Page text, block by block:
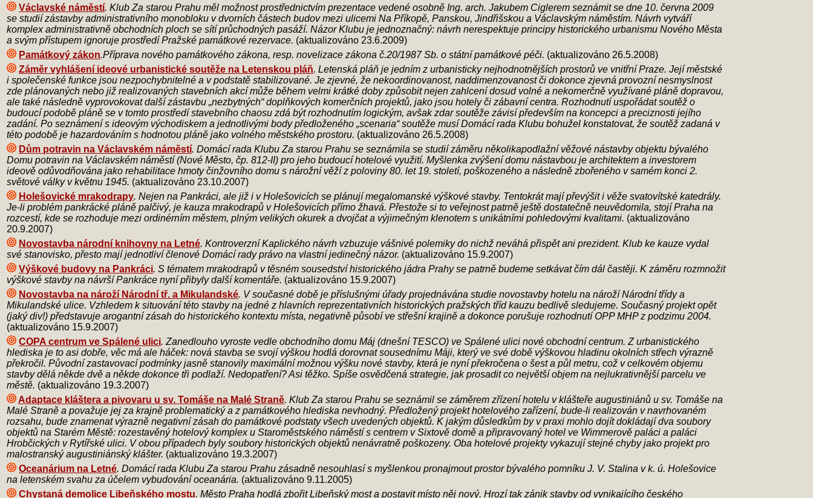
Václavské náměstí. Klub Za starou Prahu měl možnost prostřednictvím prezentace vedené osobně Ing. arch. Jakubem Ciglerem seznámit se dne 10. června 2009
se studií zástavby administrativního monobloku v dvorních částech budov mezi ulicemi Na Příkopě, Panskou, Jindřišskou a Václavským náměstím. Návrh vytváří
komplex administrativně obchodních ploch se sítí průchodných pasáží. Názor Klubu je jednoznačný: návrh nerespektuje principy historického urbanismu Nového Města
a svým přístupem ignoruje prostředí Pražské památkové rezervace. (aktualizováno 23.6.2009)
Památkový zákon.Příprava nového památkového zákona, resp. novelizace zákona č.20/1987 Sb. o státní památkové péči. (aktualizováno 26.5.2008)
Záměr vyhlášení ideové urbanistické soutěže na Letenskou pláň. Letenská pláň je jedním z urbanisticky nejhodnotnějších prostorů ve vnitřní Praze. Její městské
i společenské funkce jsou nezpochybnitelné a v podstatě stabilizované. Je zjevné, že nekoordinovanost, naddimenzovanost či dokonce zjevná provozní nesmyslnost
zde plánovaných nebo již realizovaných stavebních akcí může během velmi krátké doby způsobit nejen zahlcení dosud volné a nekomerčně využívané pláně dopravou,
ale také následně vyprovokovat další zástavbu „nezbytných“ doplňkových komerčních projektů, jako jsou hotely či zábavní centra. Rozhodnutí uspořádat soutěž o
budoucí podobě pláně se v tomto prostředí stavebního chaosu zdá být rozhodnutím logickým, avšak zdar soutěže závisí především na koncepci a preciznosti jejího
zadání. Po seznámení s ideovým východiskem a jednotlivými body předloženého „scenaria“ soutěže musí Domácí rada Klubu bohužel konstatovat, že soutěž zadaná v
této podobě je hazardováním s hodnotou pláně jako volného městského prostoru. (aktualizováno 26.5.2008)
Dům potravin na Václavském náměstí. Domácí rada Klubu Za starou Prahu se seznámila se studií záměru několikapodlažní věžové nástavby objektu bývalého
Domu potravin na Václavském náměstí (Nové Město, čp. 812-II) pro jeho budoucí hotelové využití. Myšlenka zvýšení domu nástavbou je architektem a investorem
ideově odůvodňována jako rehabilitace hmoty činžovního domu s nárožní věží z poloviny 80. let 19. století, poškozeného a následně zbořeného v samém konci 2.
světové války v květnu 1945. (aktualizováno 23.10.2007)
Holešovické mrakodrapy. Nejen na Pankráci, ale již i v Holešovicích se plánují megalomanské výškové stavby. Tentokrát mají převýšit i věže svatovítské katedrály.
Je-li problém pankrácké pláně palčivý, je kauza mrakodrapů v Holešovicích přímo žhavá. Přestože si to veřejnost patrně ještě dostatečně neuvědomila, stojí Praha na
rozcestí, kde se rozhoduje mezi ordinérním městem, plným velikých okurek a dvojčat a výjimečným klenotem s unikátními pohledovými kvalitami. (aktualizováno
20.9.2007)
Novostavba národní knihovny na Letné. Kontroverzní Kaplického návrh vzbuzuje vášnivé polemiky do nichž neváhá přispět ani prezident. Klub ke kauze vydal
své stanovisko, přesto mají jednotliví členové Domácí rady právo na vlastní jedinečný názor. (aktualizováno 15.9.2007)
Výškové budovy na Pankráci. S tématem mrakodrapů v těsném sousedství historického jádra Prahy se patrně budeme setkávat čím dál častěji. K záměru rozmnožit
výškové stavby na návrší Pankráce nyní přibyly další komentáře. (aktualizováno 15.9.2007)
Novostavba na nároží Národní tř. a Mikulandské. V současné době je příslušnými úřady projednávána studie novostavby hotelu na nároží Národní třídy a
Mikulandské ulice. Vzhledem k situování této stavby na jedné z hlavních reprezentativních historických pražských tříd kauzu bedlivě sledujeme. Současný projekt opět
(jaký div!) představuje arogantní zásah do historického kontextu místa, negativně působí ve střešní krajině a dokonce porušuje rozhodnutí OPP MHP z podzimu 2004.
(aktualizováno 15.9.2007)
COPA centrum ve Spálené ulici. Zanedlouho vyroste vedle obchodního domu Máj (dnešní TESCO) ve Spálené ulici nové obchodní centrum. Z urbanistického
hlediska je to asi dobře, věc má ale háček: nová stavba se svojí výškou hodlá dorovnat sousednímu Máji, který ve své době výškovou hladinu okolních střech výrazně
překročil. Původní zastavovací podmínky jasně stanovily maximální možnou výšku nové stavby, která je nyní překročena o šest a půl metru, což v celkovém objemu
stavby dělá někde dvě a někde dokonce tři podlaží. Nedopatření? Asi těžko. Spíše osvědčená strategie, jak prosadit co největší objem na nejlukrativnější parcelu ve
městě. (aktualizováno 19.3.2007)
Adaptace kláštera a pivovaru u sv. Tomáše na Malé Straně. Klub Za starou Prahu se seznámil se záměrem zřízení hotelu v klášteře augustiniánů u sv. Tomáše na
Malé Straně a považuje jej za krajně problematický a z památkového hlediska nevhodný. Předložený projekt hotelového zařízení, bude-li realizován v navrhovaném
rozsahu, bude znamenat výrazně negativní zásah do památkové podstaty všech uvedených objektů. K jakým důsledkům by v praxi mohlo dojít dokládají dva soubory
objektů na Starém Městě: rozestavěný hotelový komplex u Staroměstského náměstí s centrem v Sixtově domě a připravovaný hotel ve Wimmerově paláci a paláci
Hrobčických v Rytířské ulici. V obou případech byly soubory historických objektů nenávratně poškozeny. Oba hotelové projekty vykazují stejné chyby jako projekt pro
malostranský augustiniánský klášter. (aktualizováno 19.3.2007)
Oceanárium na Letné. Domácí rada Klubu Za starou Prahu zásadně nesouhlasí s myšlenkou pronajmout prostor bývalého pomníku J. V. Stalina v k. ú. Holešovice
na letenském svahu za účelem vybudování oceanária. (aktualizováno 9.11.2005)
Chystaná demolice Libeňského mostu. Město Praha hodlá zbořit Libeňský most a postavit místo něj nový. Hrozí tak zánik stavby od vynikajícího českého